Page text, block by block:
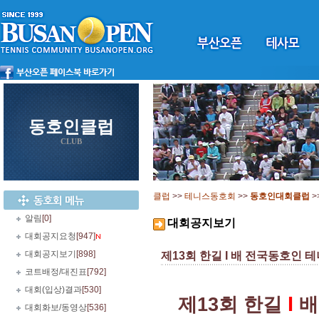
동호인클럽
CLUB
알림 [0]
대회공지요청 [947]
대회공지보기 [898]
코트배정/대진표 [792]
대회(입상)결과[530]
대회화보/동영상[536]
클럽 >> 테니스동호회 >> 동호인대회클럽
대회공지보기
제13회 한길 I 배 전국동호인
제 13회 한길 I